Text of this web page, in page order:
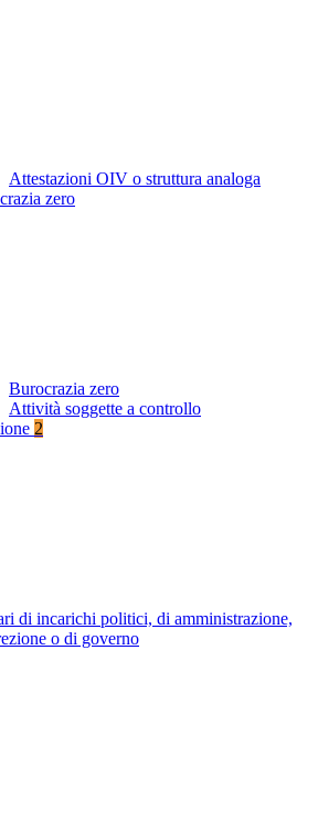
Attestazioni OIV o struttura analoga
zero
Burocrazia zero
Attività soggette a controllo
2
di incarichi politici, di amministrazione,
o di governo